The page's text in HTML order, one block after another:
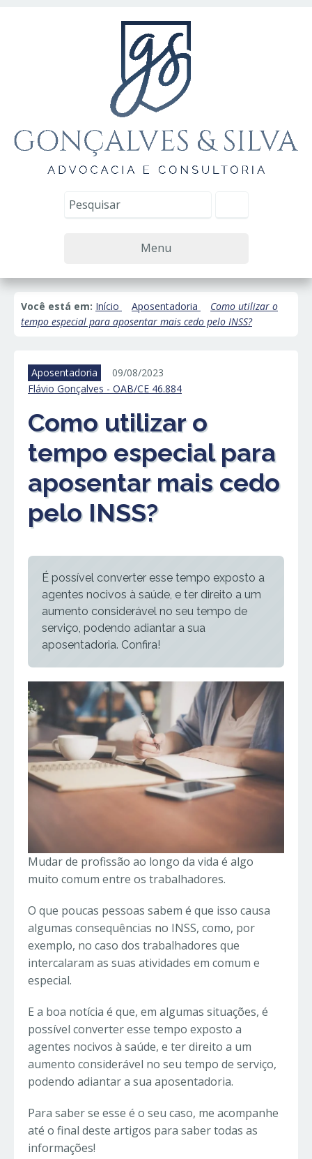
Menu
Você está em: Início Aposentadoria
Como utilizar o
tempo especial para aposentar mais cedo pelo INSS?
Aposentadoria
09/08/2023
Flávio Gonçalves - OAB/CE 46.884
Como utilizar o
tempo especial para
aposentar mais cedo
pelo INSS?
É possível converter esse tempo exposto a
agentes nocivos à saúde, e ter direito a um
aumento considerável no seu tempo de
serviço, podendo adiantar a sua
aposentadoria. Confira!
Mudar de profissão ao longo da vida é algo
muito comum entre os trabalhadores.
O que poucas pessoas sabem é que isso causa
algumas consequências no INSS, como, por
exemplo, no caso dos trabalhadores que
intercalaram as suas atividades em comum e
especial.
E a boa notícia é que, em algumas situações, é
possível converter esse tempo exposto a
agentes nocivos à saúde, e ter direito a um
aumento considerável no seu tempo de serviço,
podendo adiantar a sua aposentadoria.
Para saber se esse é o seu caso, me acompanhe
até o final deste artigos para saber todas as
informações!